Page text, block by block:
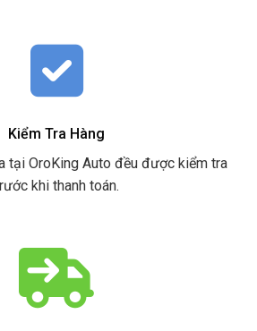
Kiểm Tra Hàng
tại OroKing Auto đều được kiểm tra
khi thanh toán.